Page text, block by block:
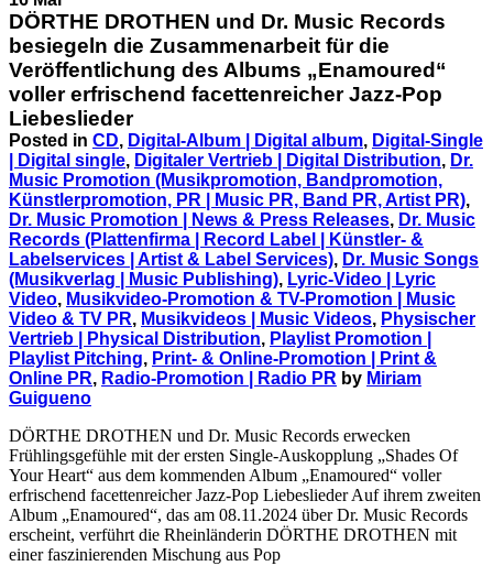
DÖRTHE DROTHEN und Dr. Music Records
besiegeln die Zusammenarbeit für die
Veröffentlichung des Albums „Enamoured“
voller erfrischend facettenreicher Jazz-Pop
Liebeslieder
Posted in CD, Digital-Album | Digital album, Digital-Single
| Digital single, Digitaler Vertrieb | Digital Distribution, Dr.
Music Promotion (Musikpromotion, Bandpromotion,
Künstlerpromotion, PR | Music PR, Band PR, Artist PR),
Dr. Music Promotion | News & Press Releases, Dr. Music
Records (Plattenfirma | Record Label | Künstler- &
Labelservices | Artist & Label Services), Dr. Music Songs
(Musikverlag | Music Publishing), Lyric-Video | Lyric
Video, Musikvideo-Promotion & TV-Promotion | Music
Video & TV PR, Musikvideos | Music Videos, Physischer
Vertrieb | Physical Distribution, Playlist Promotion |
Playlist Pitching, Print- & Online-Promotion | Print &
Online PR, Radio-Promotion | Radio PR by Miriam
Guigueno
DÖRTHE DROTHEN und Dr. Music Records erwecken
Frühlingsgefühle mit der ersten Single-Auskopplung „Shades Of
Your Heart“ aus dem kommenden Album „Enamoured“ voller
erfrischend facettenreicher Jazz-Pop Liebeslieder Auf ihrem zweiten
Album „Enamoured“, das am 08.11.2024 über Dr. Music Records
erscheint, verführt die Rheinländerin DÖRTHE DROTHEN mit
einer faszinierenden Mischung aus Pop